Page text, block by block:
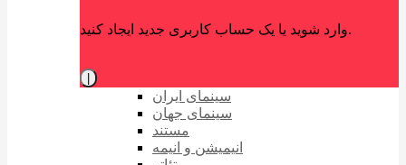
وارد شوید یا یک حساب کاربری جدید ایجاد کنید.
سینمای ایران
سینمای جهان
مستند
انیمیشن و انیمه